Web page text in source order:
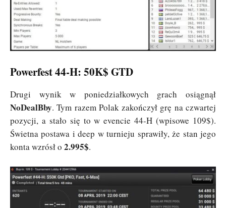
Powerfest 44-H: 50K$ GTD
Drugi wynik w poniedziałkowych grach osiągnął
NoDealBby. Tym razem Polak zakończył grę na czwartej
pozycji, a stało się to w evencie 44-H (wpisowe 109$).
Świetna postawa i deep w turnieju sprawiły, że stan jego
konta wzrósł o 2.995$.